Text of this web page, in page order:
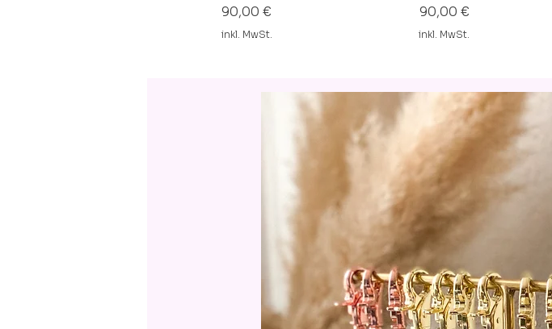
Preis
90,00 €
inkl. MwSt.
Preis
90,00 €
inkl. MwSt.